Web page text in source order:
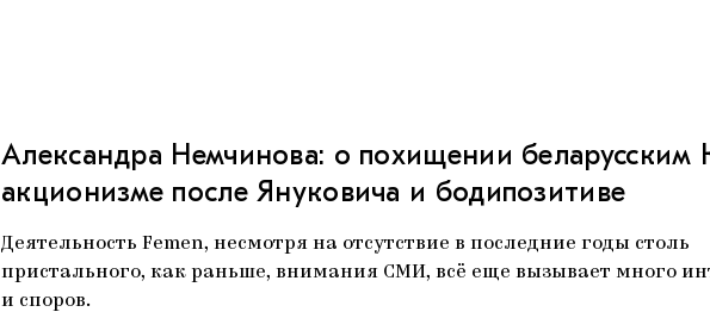
Александра Немчинова: о похищении беларусским
акционизме после Януковича и бодипозитиве
Деятельность Femen, несмотря на отсутствие в последние годы столь
пристального, как раньше, внимания СМИ, всё еще вызывает много
и споров.